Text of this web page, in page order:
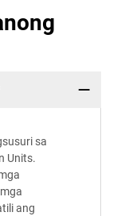
sa
Units.
ang